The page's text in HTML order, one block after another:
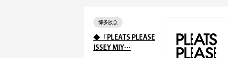
博多阪急
◆「PLEATS PLEASE
ISSEY MIY…